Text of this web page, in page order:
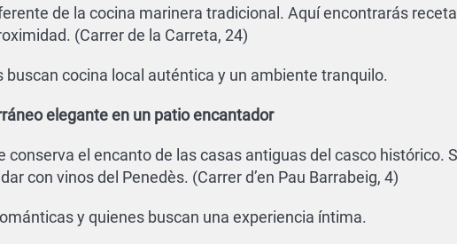
de la cocina marinera tradicional. Aquí encontrarás
(Carrer de la Carreta, 24)
cocina local auténtica y un ambiente tranquilo.
elegante en un patio encantador
conserva el encanto de las casas antiguas del casco
con vinos del Penedès. (Carrer d’en Pau Barrabeig, 4)
y quienes buscan una experiencia íntima.